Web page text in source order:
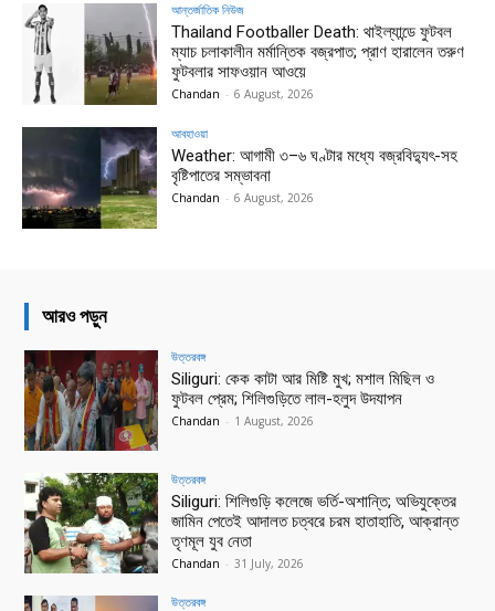
আন্তর্জাতিক নিউজ
Thailand Footballer Death: থাইল্যান্ডে ফুটবল
ম্যাচ চলাকালীন মর্মান্তিক বজ্রপাত; প্রাণ হারালেন তরুণ
ফুটবলার সাফওয়ান আওয়ে
Chandan - 6 August, 2026
আবহাওয়া
Weather: আগামী ৩–৬ ঘণ্টার মধ্যে বজ্রবিদ্যুৎ-সহ
বৃষ্টিপাতের সম্ভাবনা
Chandan - 6 August, 2026
আরও পড়ুন
উত্তরবঙ্গ
Siliguri: কেক কাটা আর মিষ্টি মুখ; মশাল মিছিল ও
ফুটবল প্রেম; শিলিগুড়িতে লাল-হলুদ উদযাপন
Chandan - 1 August, 2026
উত্তরবঙ্গ
Siliguri: শিলিগুড়ি কলেজে ভর্তি-অশান্তি; অভিযুক্তের
জামিন পেতেই আদালত চত্বরে চরম হাতাহাতি, আক্রান্ত
তৃণমূল যুব নেতা
Chandan - 31 July, 2026
উত্তরবঙ্গ